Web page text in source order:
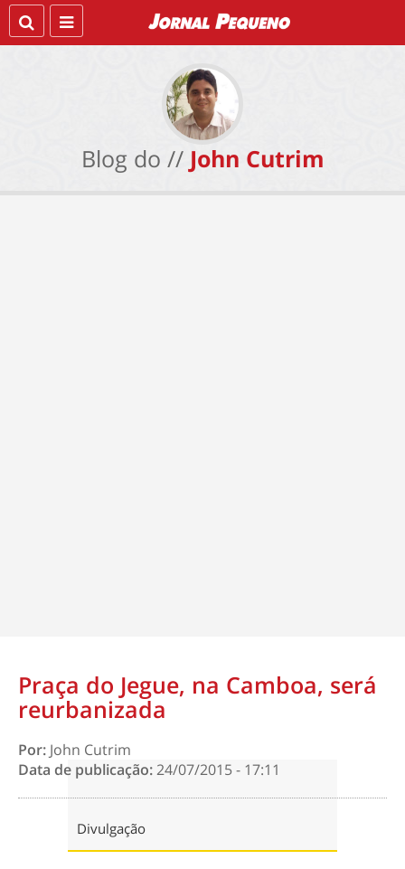
Blog do // John Cutrim
Praça do Jegue, na Camboa, será
reurbanizada
Por: John Cutrim
Data de publicação:24/07/2015 - 17:11
Divulgação